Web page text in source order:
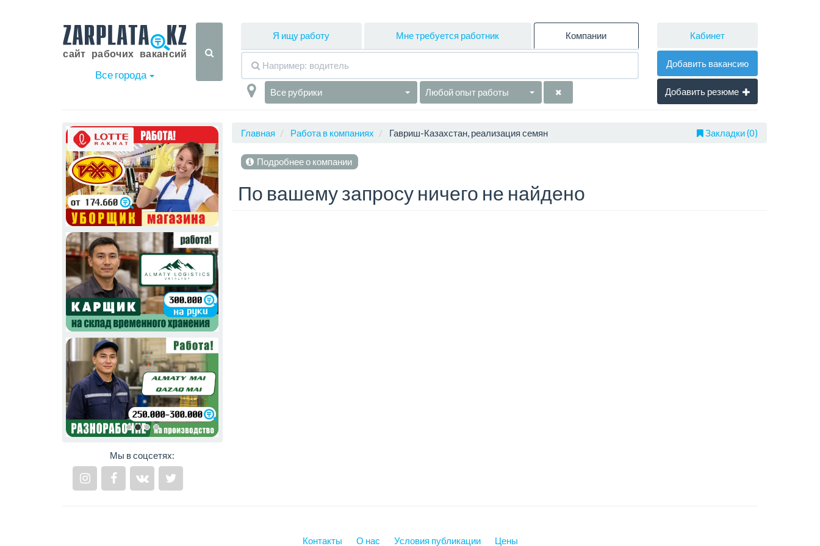
Все города
Я ищу работу Мне требуется работник Компании
Все рубрики Любой опыт работы
Кабинет
Добавить вакансию
Добавить резюме
Мы в соцсетях:
Главная Работа в компаниях Гавриш-Казахстан, реализация семян Закладки (0)
Подробнее о компании
По вашему запросу ничего не найдено
Контакты О нас Условия публикации Цены